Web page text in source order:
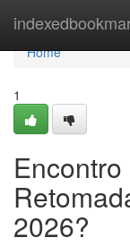
Home
Home
1
2026?